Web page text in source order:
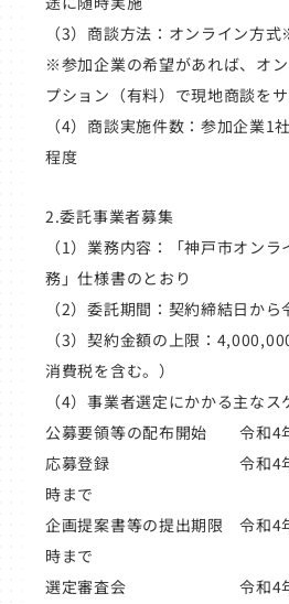
（3）商談方法：オンライン方
※参加企業の希望があれば、オ
プション（有料）で現地商談を
（4）商談実施件数：参加企業1
程度
2.委託事業者募集
（1）業務内容：「神戸市オン
務」仕様書のとおり
（2）委託期間：契約締結日か
（3）契約金額の上限：
消費税を含む。）
（4）事業者選定にかかる主なス
公募要領等の配布開始 令和4
応募登録 令和4年6月
時まで
企画提案書等の提出期限 令和4
時まで
選定審査会 令和4年8月